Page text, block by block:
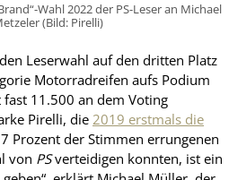
Wahl 2022 der PS-Leser an Michael
(Bild: Pirelli)
Leserwahl auf den dritten Platz
Motorradreifen aufs Podium
11.500 an dem Voting
Pirelli, die 2019 erstmals die
Prozent der Stimmen errungenen
von PSverteidigen konnten, ist ein